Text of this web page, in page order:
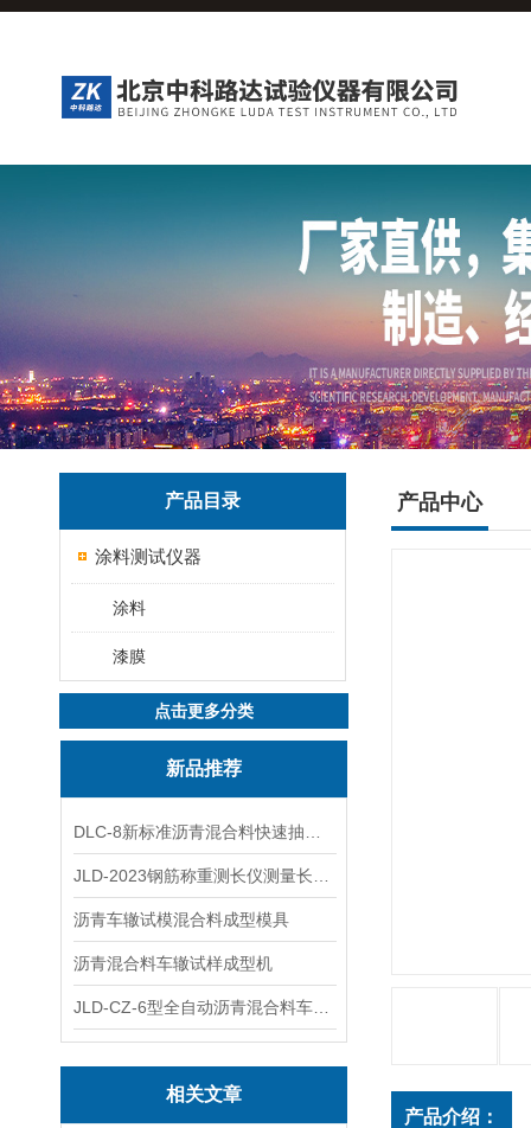
产品目录
涂料测试仪器
涂料
漆膜
点击更多分类
新品推荐
沥青车辙试模混合料成型模具
沥青混合料车辙试样成型机
相关文章
产品中心
产品介绍：